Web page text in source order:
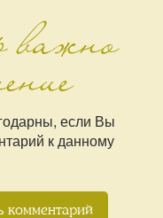
если Вы
к данному
комментарий